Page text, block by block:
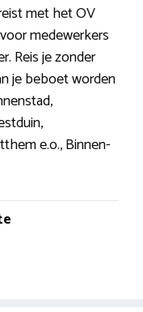
met het OV
medewerkers
Reis je zonder
je beboet worden
e.o., Binnen-